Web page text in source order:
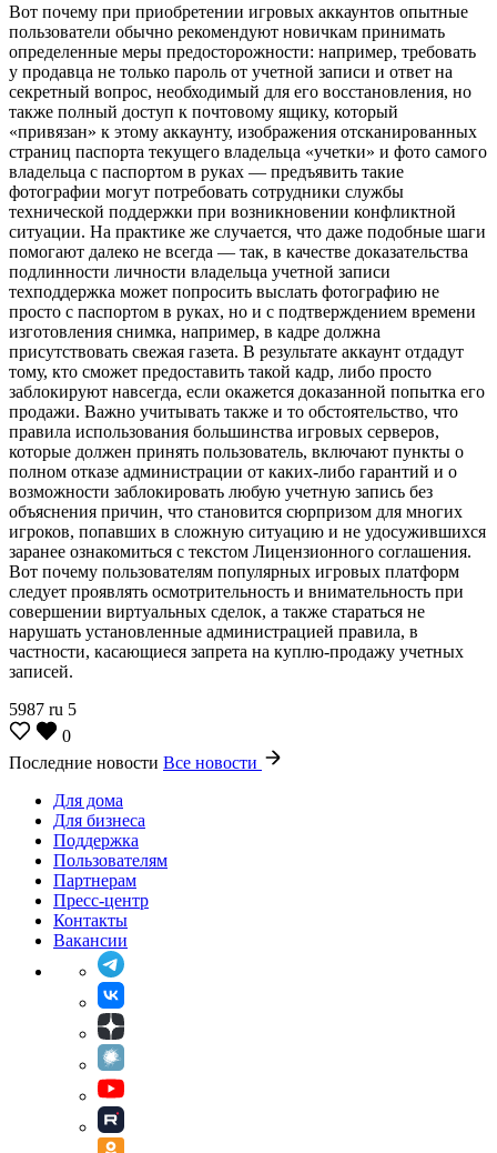
Вот почему при приобретении игровых аккаунтов опытные
пользователи обычно рекомендуют новичкам принимать
определенные меры предосторожности: например, требовать
у продавца не только пароль от учетной записи и ответ на
секретный вопрос, необходимый для его восстановления, но
также полный доступ к почтовому ящику, который
«привязан» к этому аккаунту, изображения отсканированных
страниц паспорта текущего владельца «учетки» и фото самого
владельца с паспортом в руках — предъявить такие
фотографии могут потребовать сотрудники службы
технической поддержки при возникновении конфликтной
ситуации. На практике же случается, что даже подобные шаги
помогают далеко не всегда — так, в качестве доказательства
подлинности личности владельца учетной записи
техподдержка может попросить выслать фотографию не
просто с паспортом в руках, но и с подтверждением времени
изготовления снимка, например, в кадре должна
присутствовать свежая газета. В результате аккаунт отдадут
тому, кто сможет предоставить такой кадр, либо просто
заблокируют навсегда, если окажется доказанной попытка его
продажи. Важно учитывать также и то обстоятельство, что
правила использования большинства игровых серверов,
которые должен принять пользователь, включают пункты о
полном отказе администрации от каких-либо гарантий и о
возможности заблокировать любую учетную запись без
объяснения причин, что становится сюрпризом для многих
игроков, попавших в сложную ситуацию и не удосужившихся
заранее ознакомиться с текстом Лицензионного соглашения.
Вот почему пользователям популярных игровых платформ
следует проявлять осмотрительность и внимательность при
совершении виртуальных сделок, а также стараться не
нарушать установленные администрацией правила, в
частности, касающиеся запрета на куплю-продажу учетных
записей.
5987 ru 5
0
Последние новости Все новости
Для дома
Для бизнеса
Поддержка
Пользователям
Партнерам
Пресс-центр
Контакты
Вакансии